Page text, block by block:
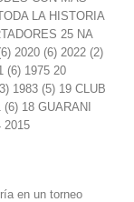
en un torneo